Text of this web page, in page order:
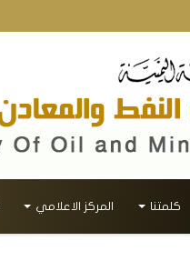
كلمتنا المركز الاعلامي